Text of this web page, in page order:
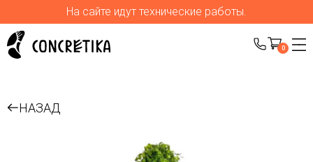
На сайте идут технические работы.
0
НАЗАД